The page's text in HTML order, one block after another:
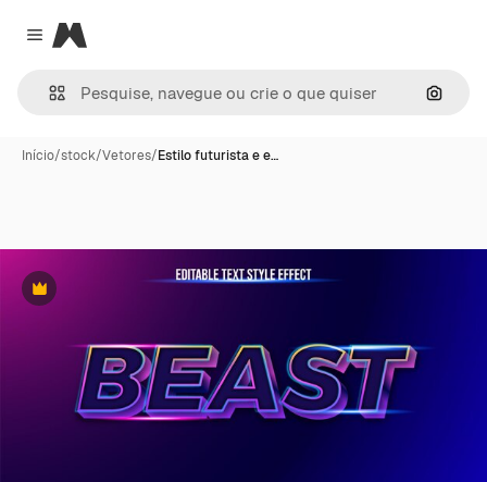
Close menu
Magnific
Início/stock/Vetores/Estilo futurista e e…
Premium